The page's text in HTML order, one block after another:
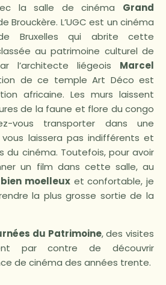
la salle de cinéma Grand
Brouckère. L’UGC est un cinéma
Bruxelles qui abrite cette
au patrimoine culturel de
l’architecte liégeois Marcel
de ce temple Art Déco est
africaine. Les murs laissent
de la faune et flore du congo
vous transporter dans une
laissera pas indifférents et
du cinéma. Toutefois, pour avoir
un film dans cette salle, au
moelleuxet confortable, je
la plus grosse sortie de la
du Patrimoine, des visites
par contre de découvrir
de cinéma des années trente.